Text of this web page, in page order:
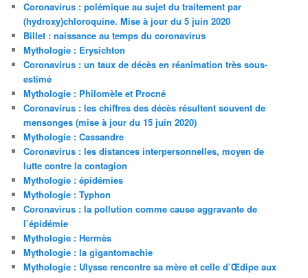
Coronavirus : polémique au sujet du traitement par
(hydroxy)chloroquine. Mise à jour du 5 juin 2020
Billet : naissance au temps du coronavirus
Mythologie : Erysichton
Coronavirus : un taux de décès en réanimation très sous-
estimé
Mythologie : Philomèle et Procné
Coronavirus : les chiffres des décès résultent souvent de
mensonges (mise à jour du 15 juin 2020)
Mythologie : Cassandre
Coronavirus : les distances interpersonnelles, moyen de
lutte contre la contagion
Mythologie : épidémies
Mythologie : Typhon
Coronavirus : la pollution comme cause aggravante de
l’épidémie
Mythologie : Hermès
Mythologie : la gigantomachie
Mythologie : Ulysse rencontre sa mère et celle d’Œdipe aux